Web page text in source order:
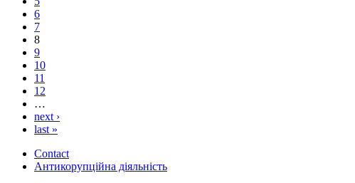
6
7
8
9
10
11
12
…
next ›
last »
Contact
Антикорупційна діяльність